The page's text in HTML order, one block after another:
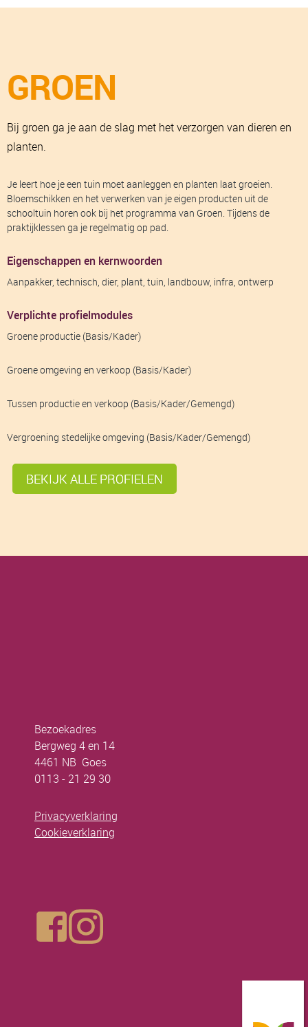
GROEN
Bij groen ga je aan de slag met het verzorgen van dieren en
planten.
Je leert hoe je een tuin moet aanleggen en planten laat groeien.
Bloemschikken en het verwerken van je eigen producten uit de
schooltuin horen ook bij het programma van Groen. Tijdens de
praktijklessen ga je regelmatig op pad.
Eigenschappen en kernwoorden
Aanpakker, technisch, dier, plant, tuin, landbouw, infra, ontwerp
Verplichte profielmodules
Groene productie (Basis/Kader)
Groene omgeving en verkoop (Basis/Kader)
Tussen productie en verkoop (Basis/Kader/Gemengd)
Vergroening stedelijke omgeving (Basis/Kader/Gemengd)
BEKIJK ALLE PROFIELEN
Bezoekadres
Bergweg 4 en 14
4461 NB Goes
0113 - 21 29 30
Privacyverklaring
Cookieverklaring